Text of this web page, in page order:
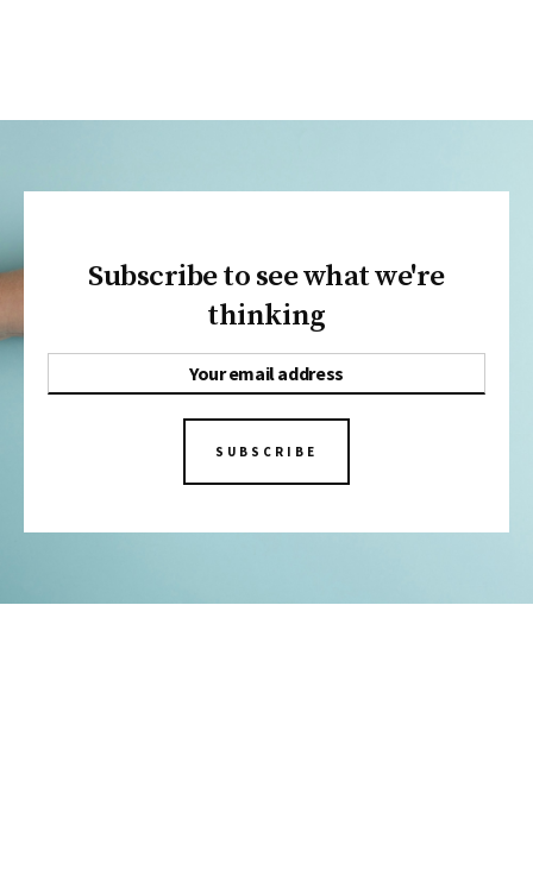
Subscribe to see what we're
thinking
SUBSCRIBE